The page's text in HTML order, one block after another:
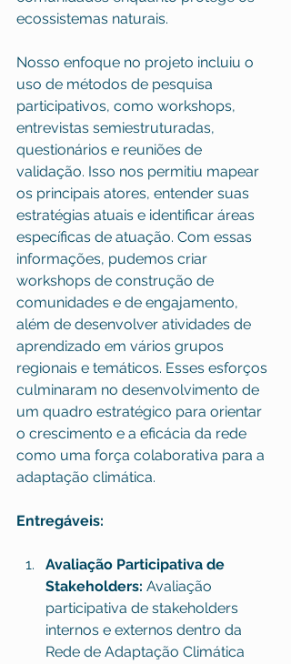
ecossistemas naturais.
Nosso enfoque no projeto incluiu o
uso de métodos de pesquisa
participativos, como workshops,
entrevistas semiestruturadas,
questionários e reuniões de
validação. Isso nos permitiu mapear
os principais atores, entender suas
estratégias atuais e identificar áreas
específicas de atuação. Com essas
informações, pudemos criar
workshops de construção de
comunidades e de engajamento,
além de desenvolver atividades de
aprendizado em vários grupos
regionais e temáticos. Esses esforços
culminaram no desenvolvimento de
um quadro estratégico para orientar
o crescimento e a eficácia da rede
como uma força colaborativa para a
adaptação climática.
Entregáveis:
Avaliação Participativa de
Stakeholders: Avaliação
participativa de stakeholders
internos e externos dentro da
Rede de Adaptação Climática